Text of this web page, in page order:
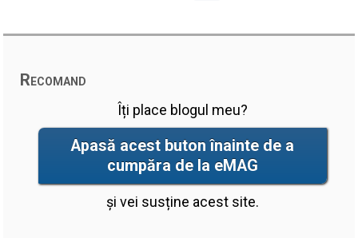
Recomand
Îți place blogul meu?
Apasă acest buton înainte de a
cumpăra de la eMAG
și vei susține acest site.